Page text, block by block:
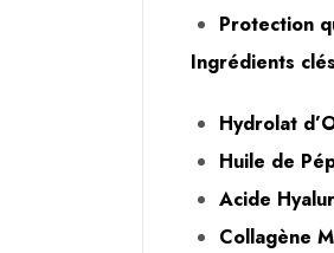
Protection
Ingrédients
Hydrolat
Huile de
Acide
Collagène